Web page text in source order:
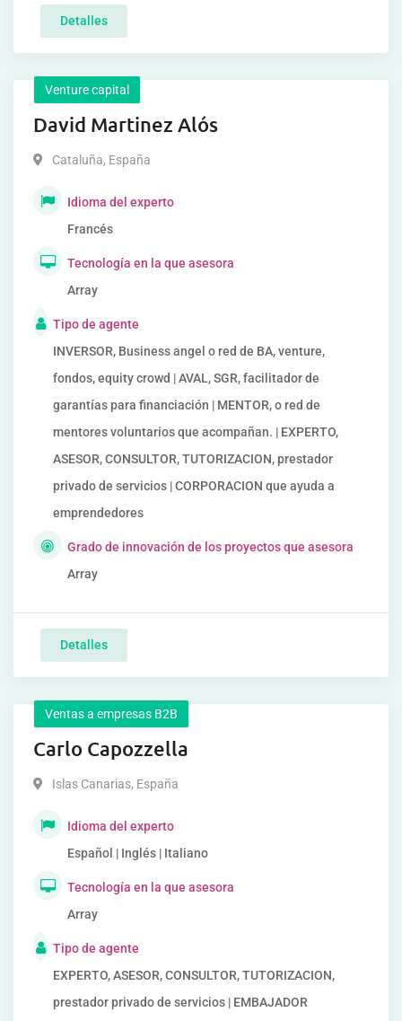
Detalles
Venture capital
David Martinez Alós
Cataluña, España
Idioma del experto
Francés
Tecnología en la que asesora
Array
Tipo de agente
INVERSOR, Business angel o red de BA, venture,
fondos, equity crowd | AVAL, SGR, facilitador de
garantías para financiación | MENTOR, o red de
mentores voluntarios que acompañan. | EXPERTO,
ASESOR, CONSULTOR, TUTORIZACION, prestador
privado de servicios | CORPORACION que ayuda a
emprendedores
Grado de innovación de los proyectos que asesora
Array
Detalles
Ventas a empresas B2B
Carlo Capozzella
Islas Canarias, España
Idioma del experto
Español | Inglés | Italiano
Tecnología en la que asesora
Array
Tipo de agente
EXPERTO, ASESOR, CONSULTOR, TUTORIZACION,
prestador privado de servicios | EMBAJADOR